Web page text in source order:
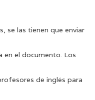
se las tienen que enviar
en el documento. Los
de inglés para